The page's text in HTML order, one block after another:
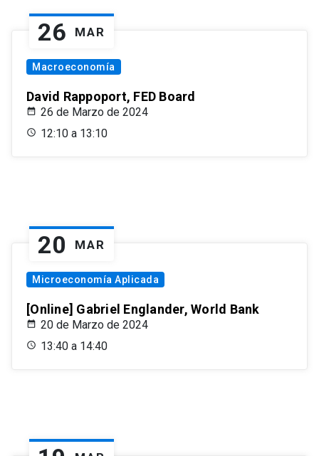
26 MAR
Macroeconomía
David Rappoport, FED Board
26 de Marzo de 2024
12:10 a 13:10
20 MAR
Microeconomía Aplicada
[Online] Gabriel Englander, World Bank
20 de Marzo de 2024
13:40 a 14:40